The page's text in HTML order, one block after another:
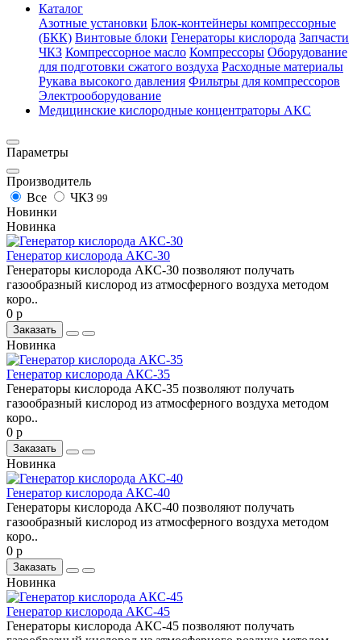
Каталог
Азотные установки Блок-контейнеры компрессорные
(БКК) Винтовые блоки Генераторы кислорода Запчасти
ЧКЗ Компрессорное масло Компрессоры Оборудование
для подготовки сжатого воздуха Расходные материалы
Рукава высокого давления Фильтры для компрессоров
Электрооборудование
Медицинские кислородные концентраторы АКС
Параметры
Производитель
Все
ЧКЗ 99
Новинки
Новинка
Генератор кислорода АКС-30
Генераторы кислорода АКС-30 позволяют получать
газообразный кислород из атмосферного воздуха методом
коро..
0 р
Заказать
Новинка
Генератор кислорода АКС-35
Генераторы кислорода АКС-35 позволяют получать
газообразный кислород из атмосферного воздуха методом
коро..
0 р
Заказать
Новинка
Генератор кислорода АКС-40
Генераторы кислорода АКС-40 позволяют получать
газообразный кислород из атмосферного воздуха методом
коро..
0 р
Заказать
Новинка
Генератор кислорода АКС-45
Генераторы кислорода АКС-45 позволяют получать